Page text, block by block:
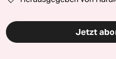
Jetzt